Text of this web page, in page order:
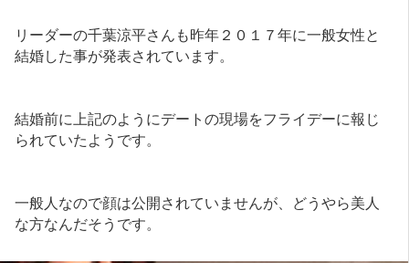
リーダーの千葉涼平さんも昨年２０１７年に一般女性と
結婚した事が発表されています。
結婚前に上記のようにデートの現場をフライデーに報じ
られていたようです。
一般人なので顔は公開されていませんが、どうやら美人
な方なんだそうです。